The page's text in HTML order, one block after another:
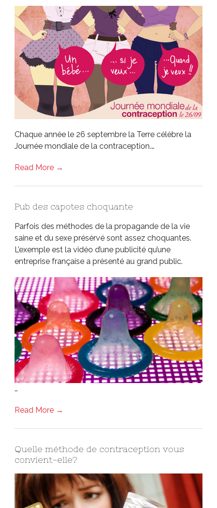
Chaque année le 26 septembre la Terre célèbre la
Journée mondiale de la contraception.…
Read More →
Pub des capotes choquante
Parfois des méthodes de la propagande de la vie
saine et du sexe présérvé sont assez choquantes.
L’exemple est la vidéo d’une publicité qu’une
entreprise française a présenté au grand public.
…
Read More →
Quelle méthode de contraception vous
convient-elle?